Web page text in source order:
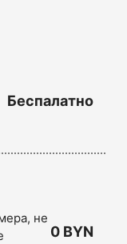
Беспалатно
не
0 BYN